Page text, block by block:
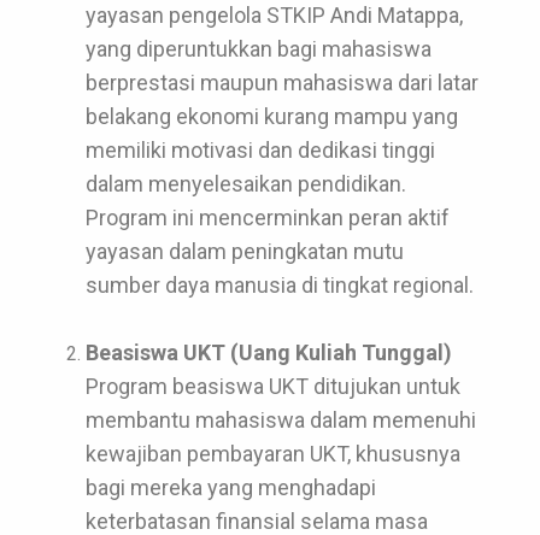
yayasan pengelola STKIP Andi Matappa,
yang diperuntukkan bagi mahasiswa
berprestasi maupun mahasiswa dari latar
belakang ekonomi kurang mampu yang
memiliki motivasi dan dedikasi tinggi
dalam menyelesaikan pendidikan.
Program ini mencerminkan peran aktif
yayasan dalam peningkatan mutu
sumber daya manusia di tingkat regional.
Beasiswa UKT (Uang Kuliah Tunggal)
Program beasiswa UKT ditujukan untuk
membantu mahasiswa dalam memenuhi
kewajiban pembayaran UKT, khususnya
bagi mereka yang menghadapi
keterbatasan finansial selama masa